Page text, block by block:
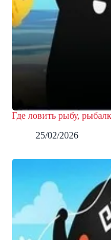
Где ловить рыбу,
25/02/2026